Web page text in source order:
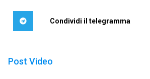
Condividi il telegramma
Post Video